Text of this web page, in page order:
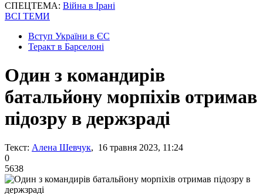
СПЕЦТЕМА: Війна в Ірані
ВСІ ТЕМИ
Вступ України в ЄС
Теракт в Барселоні
Один з командирів
батальйону морпіхів отримав
підозру в держзраді
Текст: Алена Шевчук, 16 травня 2023, 11:24
0
5638